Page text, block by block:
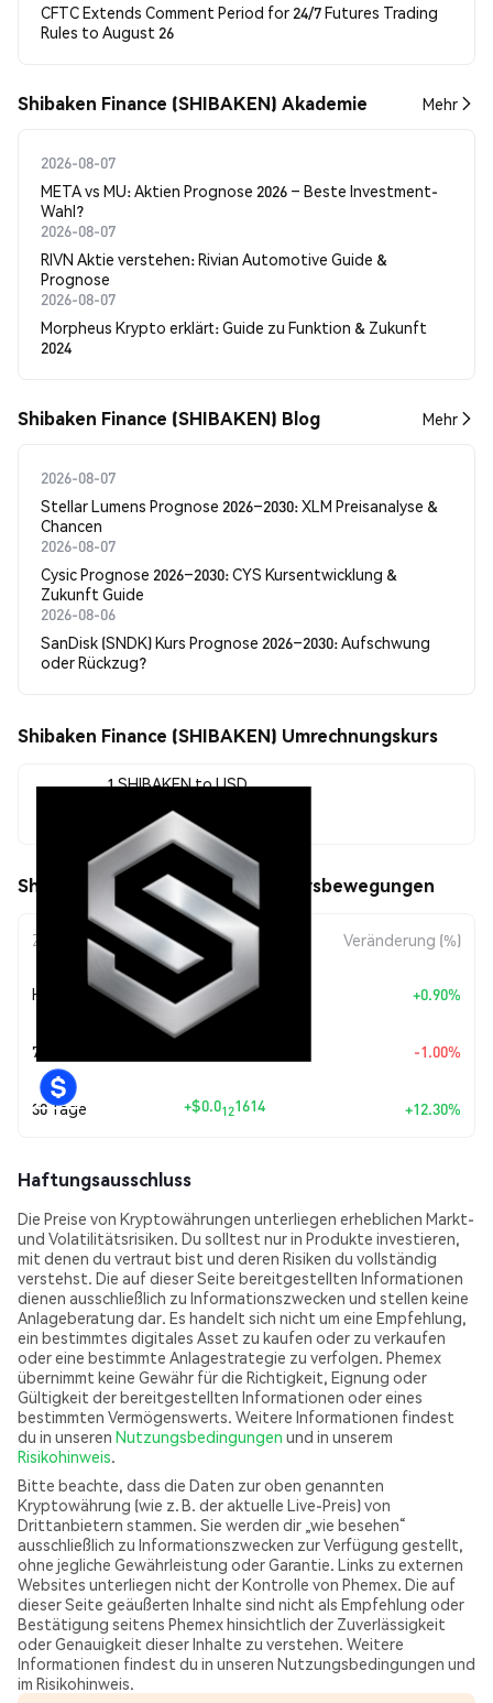
CFTC Extends Comment Period for 24/7 Futures Trading
Rules to August 26
Shibaken Finance (SHIBAKEN) Akademie Mehr
2026-08-07
META vs MU: Aktien Prognose 2026 – Beste Investment-
Wahl?
2026-08-07
RIVN Aktie verstehen: Rivian Automotive Guide &
Prognose
2026-08-07
Morpheus Krypto erklärt: Guide zu Funktion & Zukunft
2024
Shibaken Finance (SHIBAKEN) Blog Mehr
2026-08-07
Stellar Lumens Prognose 2026–2030: XLM Preisanalyse &
Chancen
2026-08-07
Cysic Prognose 2026–2030: CYS Kursentwicklung &
Zukunft Guide
2026-08-06
SanDisk (SNDK) Kurs Prognose 2026–2030: Aufschwung
oder Rückzug?
Shibaken Finance (SHIBAKEN) Umrechnungskurs
1 SHIBAKEN to USD
$0.0<sub>11</sub>1474
Shibaken Finance (SHIBAKEN) Kursbewegungen
Zeitraum Betragsänderung Veränderung (%)
Heute +$0.0 13 1314 +0.90%
7 Tage -1.00%
30 Tage +$0.0121614 +12.30%
Haftungsausschluss
Die Preise von Kryptowährungen unterliegen erheblichen Markt-
und Volatilitätsrisiken. Du solltest nur in Produkte investieren,
mit denen du vertraut bist und deren Risiken du vollständig
verstehst. Die auf dieser Seite bereitgestellten Informationen
dienen ausschließlich zu Informationszwecken und stellen keine
Anlageberatung dar. Es handelt sich nicht um eine Empfehlung,
ein bestimmtes digitales Asset zu kaufen oder zu verkaufen
oder eine bestimmte Anlagestrategie zu verfolgen. Phemex
übernimmt keine Gewähr für die Richtigkeit, Eignung oder
Gültigkeit der bereitgestellten Informationen oder eines
bestimmten Vermögenswerts. Weitere Informationen findest
du in unseren Nutzungsbedingungen und in unserem
Risikohinweis
Bitte beachte, dass die Daten zur oben genannten
Kryptowährung (wie z. B. der aktuelle Live-Preis) von
Drittanbietern stammen. Sie werden dir „wie besehen“
ausschließlich zu Informationszwecken zur Verfügung gestellt,
ohne jegliche Gewährleistung oder Garantie. Links zu externen
Websites unterliegen nicht der Kontrolle von Phemex. Die auf
dieser Seite geäußerten Inhalte sind nicht als Empfehlung oder
Bestätigung seitens Phemex hinsichtlich der Zuverlässigkeit
oder Genauigkeit dieser Inhalte zu verstehen. Weitere
Informationen findest du in unseren Nutzungsbedingungen und
im Risikohinweis.